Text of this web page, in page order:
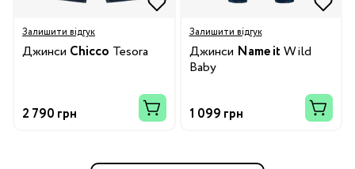
Залишити відгук
Джинси Chicco Tesora
2 790 грн
Залишити відгук
Джинси Name it Wild
Baby
1 099 грн